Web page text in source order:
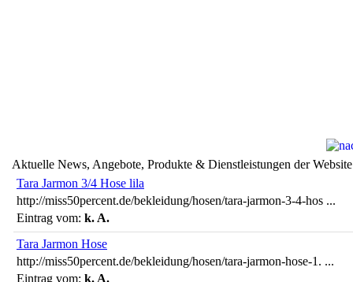
Aktuelle News, Angebote, Produkte & Dienstleistungen der Website
Tara Jarmon 3/4 Hose lila
http://miss50percent.de/bekleidung/hosen/tara-jarmon-3-4-hos ...
Eintrag vom: k. A.
Tara Jarmon Hose
http://miss50percent.de/bekleidung/hosen/tara-jarmon-hose-1. ...
Eintrag vom: k. A.